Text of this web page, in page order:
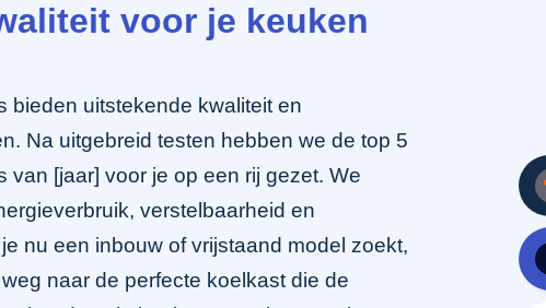
voor je keuken
bieden uitstekende kwaliteit en
Na uitgebreid testen hebben we de top 5
van [jaar] voor je op een rij gezet. We
verstelbaarheid en
nu een inbouw of vrijstaand model zoekt,
naar de perfecte koelkast die de